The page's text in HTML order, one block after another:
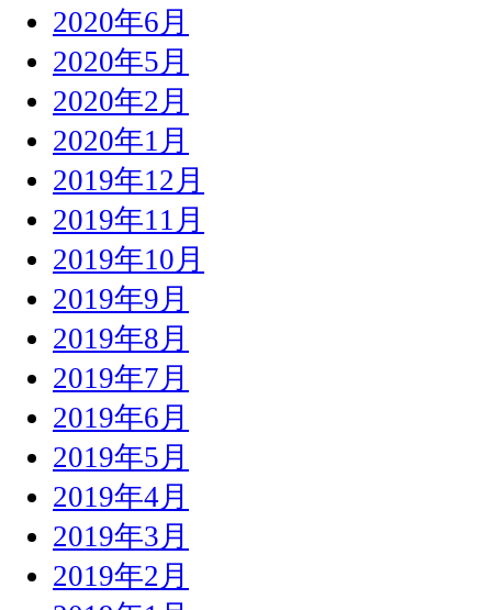
2020年6月
2020年5月
2020年2月
2020年1月
2019年12月
2019年11月
2019年10月
2019年9月
2019年8月
2019年7月
2019年6月
2019年5月
2019年4月
2019年3月
2019年2月